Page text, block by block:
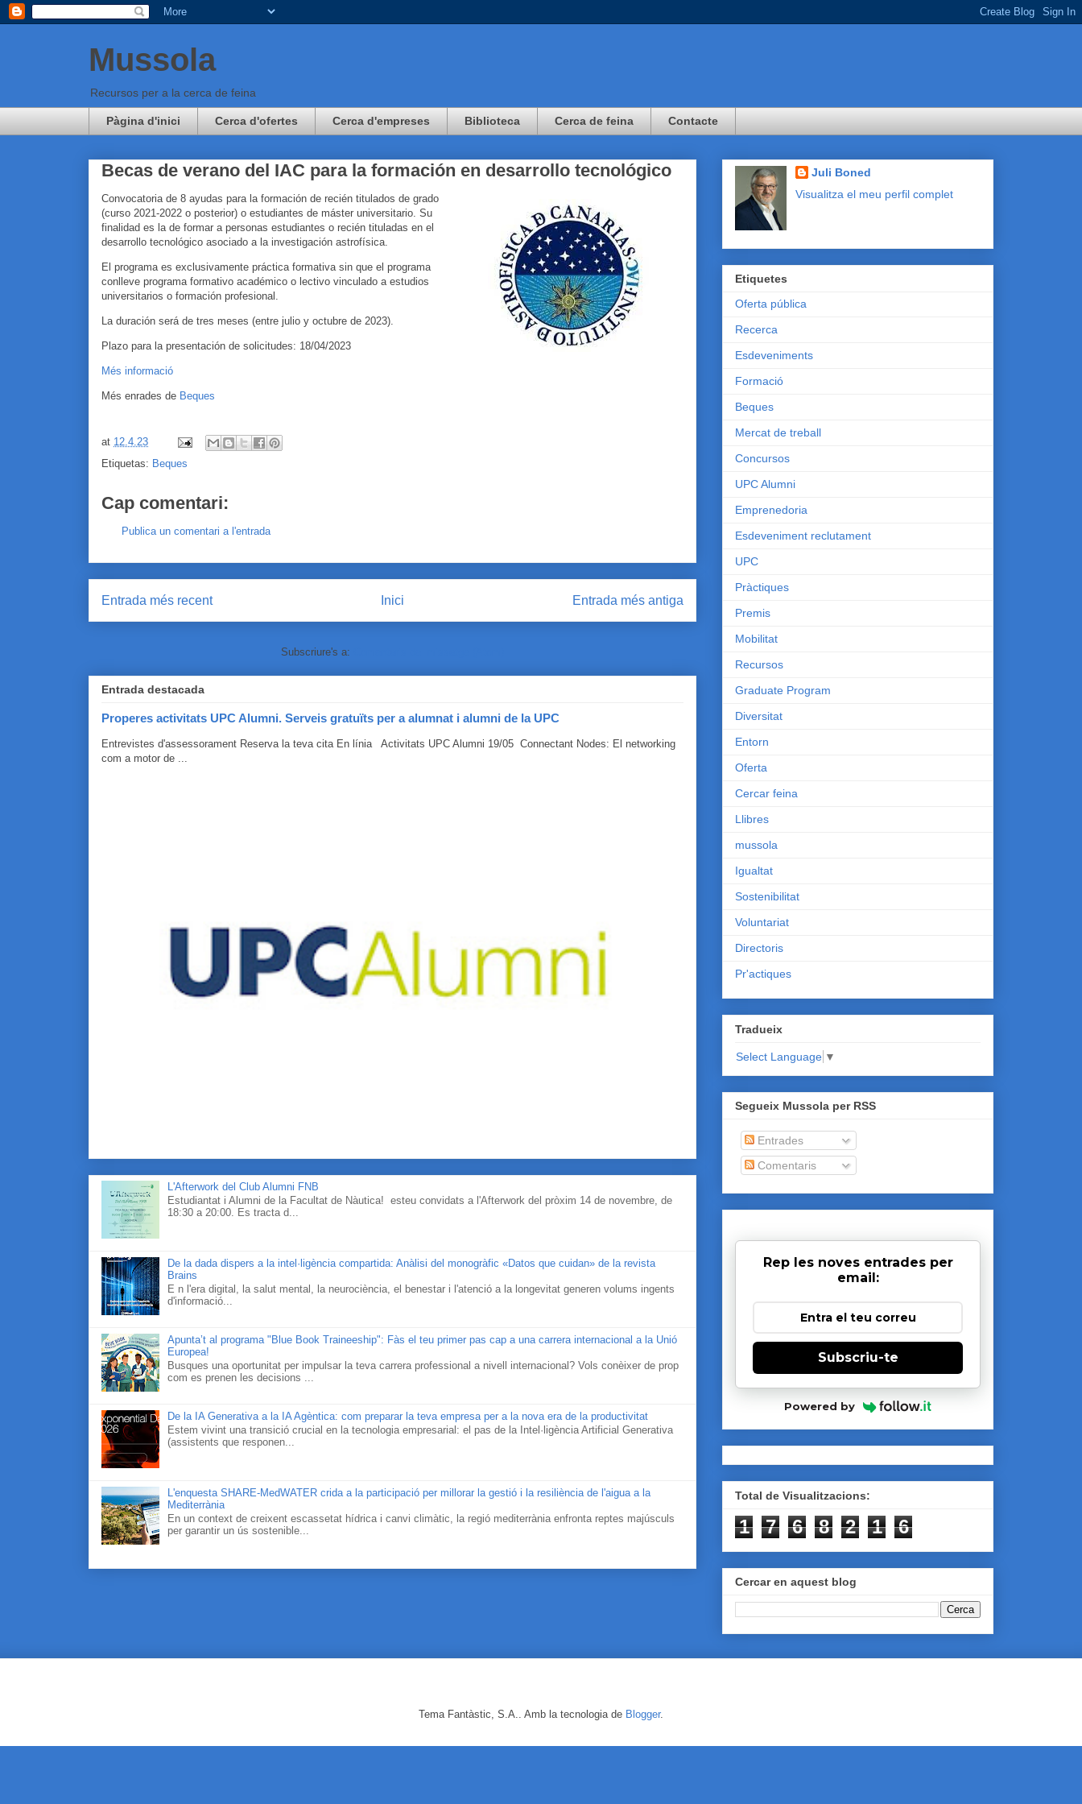
Mussola
Recursos per a la cerca de feina
Pàgina d'inici Cerca d'ofertes Cerca d'empreses Biblioteca Cerca de feina Contacte
Becas de verano del IAC para la formación en desarrollo tecnológico
Convocatoria de 8 ayudas para la formación de recién titulados de grado
(curso 2021-2022 o posterior) o estudiantes de máster universitario. Su
finalidad es la de formar a personas estudiantes o recién tituladas en el
desarrollo tecnológico asociado a la investigación astrofísica.
El programa es exclusivamente práctica formativa sin que el programa
conlleve programa formativo académico o lectivo vinculado a estudios
universitarios o formación profesional.
La duración será de tres meses (entre julio y octubre de 2023).
Plazo para la presentación de solicitudes: 18/04/2023
Més informació
Més enrades de Beques
at 12.4.23
Etiquetas: Beques
Cap comentari:
Publica un comentari a l'entrada
Entrada més recent Entrada més antiga
Inici
Subscriure's a:
Entrada destacada
Properes activitats UPC Alumni. Serveis gratuïts per a alumnat i alumni de la UPC
Entrevistes d'assessorament Reserva la teva cita En línia Activitats UPC Alumni 19/05 Connectant Nodes: El networking
com a motor de ...
L'Afterwork del Club Alumni FNB
Estudiantat i Alumni de la Facultat de Nàutica! esteu convidats a l'Afterwork del pròxim 14 de novembre, de
18:30 a 20:00. Es tracta d...
De la dada dispers a la intel·ligència compartida: Anàlisi del monogràfic «Datos que cuidan» de la revista
Brains
E n l'era digital, la salut mental, la neurociència, el benestar i l'atenció a la longevitat generen volums ingents
d'informació...
Apunta’t al programa "Blue Book Traineeship": Fàs el teu primer pas cap a una carrera internacional a la Unió
Europea!
Busques una oportunitat per impulsar la teva carrera professional a nivell internacional? Vols conèixer de prop
com es prenen les decisions ...
De la IA Generativa a la IA Agèntica: com preparar la teva empresa per a la nova era de la productivitat
Estem vivint una transició crucial en la tecnologia empresarial: el pas de la Intel·ligència Artificial Generativa
(assistents que responen...
L'enquesta SHARE-MedWATER crida a la participació per millorar la gestió i la resiliència de l'aigua a la
Mediterrània
En un context de creixent escassetat hídrica i canvi climàtic, la regió mediterrània enfronta reptes majúsculs
per garantir un ús sostenible...
Juli Boned
Visualitza el meu perfil complet
Etiquetes
Oferta pública
Recerca
Esdeveniments
Formació
Beques
Mercat de treball
Concursos
UPC Alumni
Emprenedoria
Esdeveniment reclutament
UPC
Pràctiques
Premis
Mobilitat
Recursos
Graduate Program
Diversitat
Entorn
Oferta
Cercar feina
Llibres
mussola
Igualtat
Sostenibilitat
Voluntariat
Directoris
Pr'actiques
Tradueix
Select Language ▼
Segueix Mussola per RSS
Entrades
Comentaris
Rep les noves entrades per
email:
Subscriu-te
Powered by
Total de Visualitzacions:
1 7 6 8 2 1 6
Cercar en aquest blog
Tema Fantàstic, S.A.. Amb la tecnologia de Blogger.